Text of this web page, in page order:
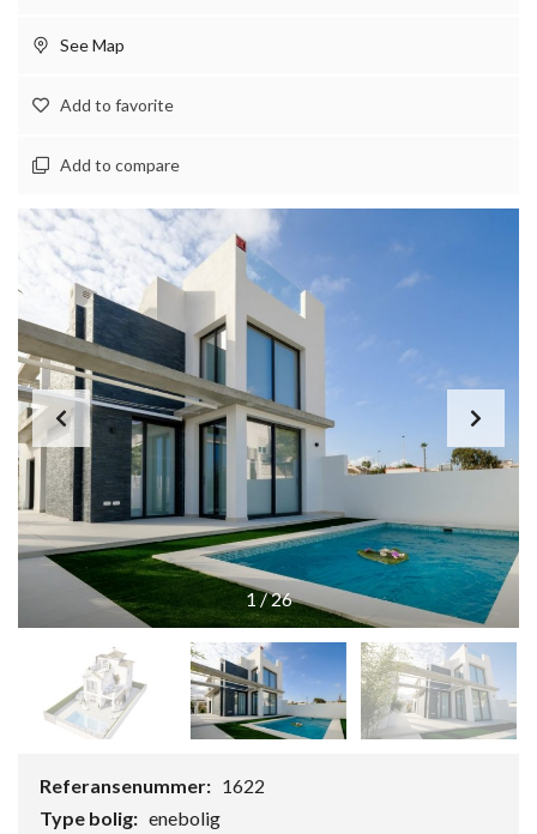
See Map
Add to favorite
Add to compare
1/26
Referansenummer: 1622
Type bolig: enebolig